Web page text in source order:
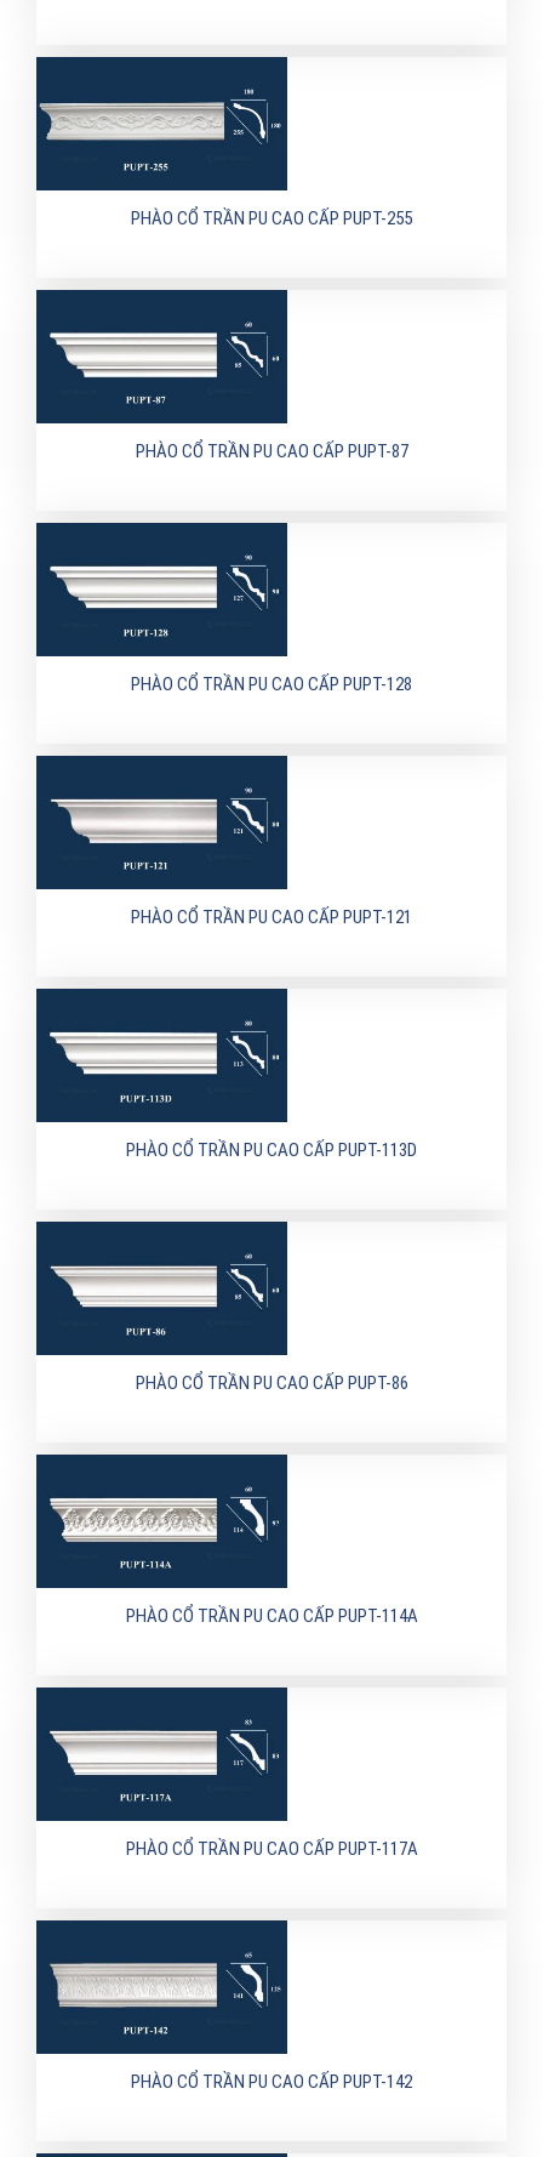
PHÀO CỔ TRẦN PU CAO CẤP PUPT-255
PHÀO CỔ TRẦN PU CAO CẤP PUPT-87
PHÀO CỔ TRẦN PU CAO CẤP PUPT-128
PHÀO CỔ TRẦN PU CAO CẤP PUPT-121
PHÀO CỔ TRẦN PU CAO CẤP PUPT-113D
PHÀO CỔ TRẦN PU CAO CẤP PUPT-86
PHÀO CỔ TRẦN PU CAO CẤP PUPT-114A
PHÀO CỔ TRẦN PU CAO CẤP PUPT-117A
PHÀO CỔ TRẦN PU CAO CẤP PUPT-142